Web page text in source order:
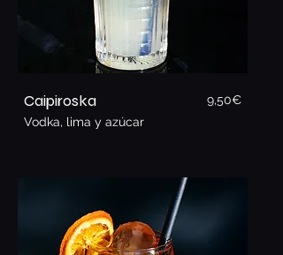
Caipiroska 9,50€
Vodka, lima y azúcar